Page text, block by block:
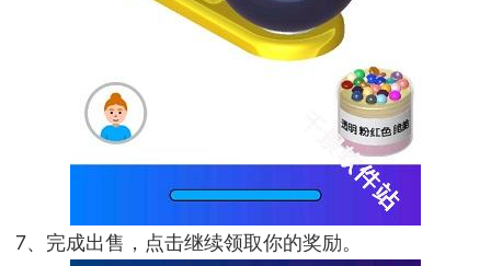
7、完成出售，点击继续领取你的奖励。